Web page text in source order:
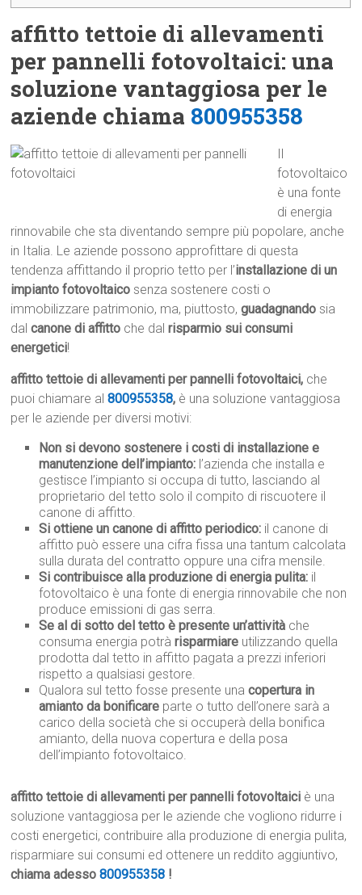
affitto tettoie di allevamenti
per pannelli fotovoltaici: una
soluzione vantaggiosa per le
aziende chiama 800955358
fotovoltaico
è una fonte
di energia
rinnovabile che sta diventando sempre più popolare, anche
in Italia. Le aziende possono approfittare di questa
tendenza affittando il proprio tetto per l’installazione di un
impianto fotovoltaico senza sostenere costi o
immobilizzare patrimonio, ma, piuttosto,guadagnando sia
dalcanone di affitto che dalrisparmio sui consumi
energetici!
affitto tettoie di allevamenti per pannelli fotovoltaici, che
puoi chiamare al800955358, è una soluzione vantaggiosa
per le aziende per diversi motivi:
Non si devono sostenere i costi di installazione e
manutenzione dell’impianto: l’azienda che installa e
gestisce l’impianto si occupa di tutto, lasciando al
proprietario del tetto solo il compito di riscuotere il
canone di affitto.
Si ottiene un canone di affitto periodico: il canone di
affitto può essere una cifra fissa una tantum calcolata
sulla durata del contratto oppure una cifra mensile.
Si contribuisce alla produzione di energia pulita: il
fotovoltaico è una fonte di energia rinnovabile che non
produce emissioni di gas serra.
Se al di sotto del tetto è presente un’attività che
consuma energia potràrisparmiare utilizzando quella
prodotta dal tetto in affitto pagata a prezzi inferiori
rispetto a qualsiasi gestore.
Qualora sul tetto fosse presente unacopertura in
amianto da bonificare parte o tutto dell’onere sarà a
carico della società che si occuperà della bonifica
amianto, della nuova copertura e della posa
dell’impianto fotovoltaico.
affitto tettoie di allevamenti per pannelli fotovoltaici è una
soluzione vantaggiosa per le aziende che vogliono ridurre i
costi energetici, contribuire alla produzione di energia pulita,
risparmiare sui consumi ed ottenere un reddito aggiuntivo,
chiama adesso800955358 !